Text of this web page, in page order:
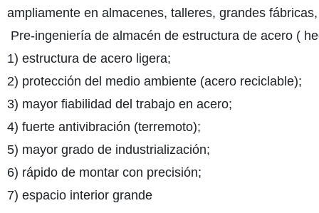
ampliamente en almacenes, talleres, grandes
Pre-ingeniería de almacén de estructura de acero (
1) estructura de acero ligera;
2) protección del medio ambiente (acero reciclable);
3) mayor fiabilidad del trabajo en acero;
4) fuerte antivibración (terremoto);
5) mayor grado de industrialización;
6) rápido de montar con precisión;
7) espacio interior grande